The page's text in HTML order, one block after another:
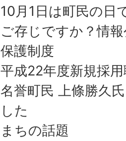
10月1日は町民の日
ご存じですか？情
保護制度
平成22年度新規採
名誉町民 上條勝久
した
まちの話題